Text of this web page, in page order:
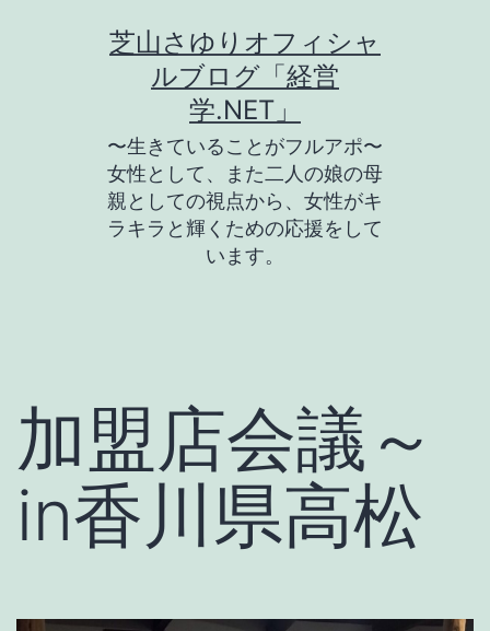
芝山さゆりオフィシャ
ルブログ「経営
学.NET」
〜生きていることがフルアポ〜
女性として、また二人の娘の母
親としての視点から、女性がキ
ラキラと輝くための応援をして
います。
加盟店会議～
in香川県高松